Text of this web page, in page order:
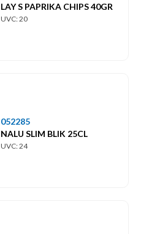
LAY S PAPRIKA CHIPS 40GR
UVC: 20
052285
NALU SLIM BLIK 25CL
UVC: 24